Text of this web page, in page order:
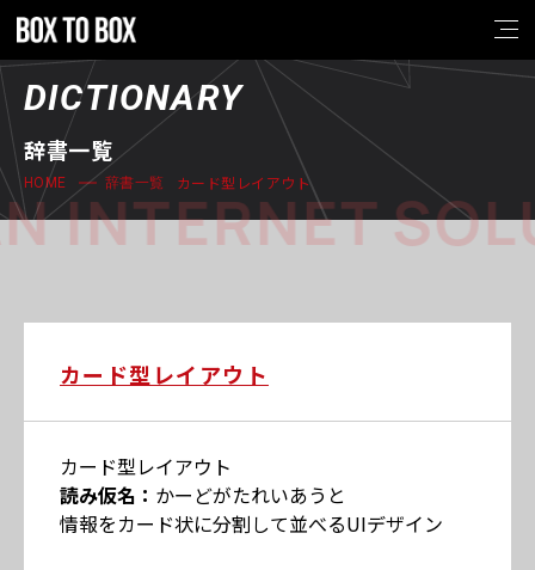
DICTIONARY
辞書一覧
HOME 辞書一覧 カード型レイアウト
INTERNET
カード型レイアウト
カード型レイアウト
読み仮名： かーどがたれいあうと
情報をカード状に分割して並べるUIデザイン